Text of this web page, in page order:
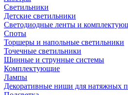
Светильники
Детские светильники
Светодиодные ленты и
Споты
Торшеры и напольные светильники
Точечные светильники
Шинные и струнные системы
Комплектующие
Лампы
Декоративные ниши для натяжных